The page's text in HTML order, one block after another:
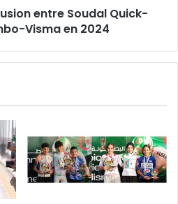
entre Soudal Quick-
Visma en 2024